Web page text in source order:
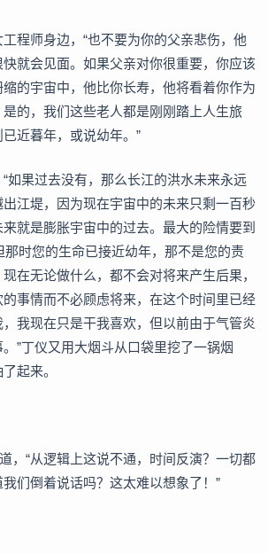
程师身边，“也不要为你的父亲悲伤，他
就会见面。如果父亲对你很重要，你应该
的宇宙中，他比你长寿，他将看着你作为
的，我们这些老人都是刚刚踏上人生旅
近暮年，或说幼年。”
如果过去没有，那么长江的洪水未来永远
江堤，因为现在宇宙中的未来只剩一百秒
就是膨胀宇宙中的过去。最大的险情要到
那时您的生命已接近幼年，那不是您的责
在无论做什么，都不会对将来产生后果，
事情而不必顾虑将来，在这个时间里已经
我现在只是干我喜欢，但以前由于气管炎
”丁仪又用大烟斗从口袋里挖了一锅烟
起来。
，“从逻辑上这说不通，时间反演？一切都
们倒着说话吗？这太难以想象了！”